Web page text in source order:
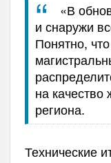
«В
и снаружи
Понятно,
на
региона.
Технические